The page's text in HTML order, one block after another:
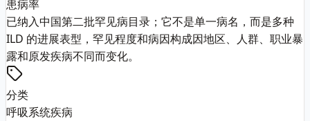
患病率
已纳入中国第二批罕见病目录；它不是单一病名，而是多种
ILD 的进展表型，罕见程度和病因构成因地区、人群、职业暴
露和原发疾病不同而变化。
分类
呼吸系统疾病